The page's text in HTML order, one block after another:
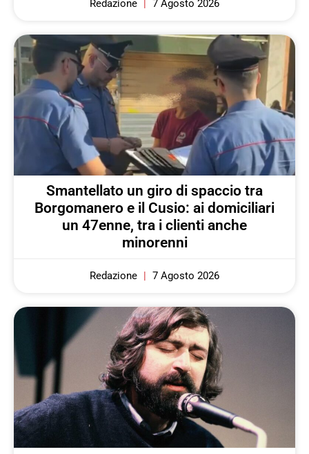
Redazione 7 Agosto 2026
Smantellato un giro di spaccio tra
Borgomanero e il Cusio: ai domiciliari
un 47enne, tra i clienti anche
minorenni
Redazione 7 Agosto 2026